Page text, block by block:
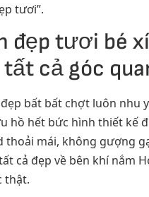
tươi”.
đẹp tươi bé
cả góc
bất bất chợt luôn nhu
hồ hết bức hình thiết kế
thoải mái, không gượng
cả đẹp về bên khí nắm
thật.